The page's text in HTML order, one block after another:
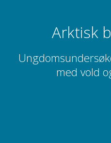
Arktisk
med vold